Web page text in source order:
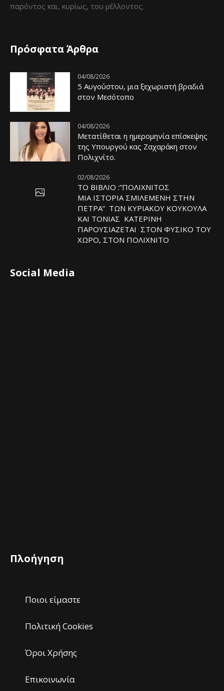
παρόντος και, κυρίως, του μέλλοντος.
Πρόσφατα Άρθρα
04/08/2026
5 Αυγούστου, μια ξεχωριστή βραδιά
στον Μεσότοπο
04/08/2026
Μετατίθεται η ημερομηνία επίσκεψης
της Υπουργού κας Ζαχαράκη στον
Πολιχνίτο.
02/08/2026
ΤΟ ΒΙΒΛΙΟ :”ΠΟΛΙΧΝΙΤΟΣ
ΜΙΑ ΙΣΤΟΡΙΑ ΣΜΙΛΕΜΕΝΗ ΣΤΗΝ
ΠΕΤΡΑ” ΤΩΝ ΚΥΡΙΑΚΟΥ ΚΟΥΚΟΥΛΑ
ΚΑΙ ΤΟΝΙΑΣ ΚΑΤΕΡΙΝΗ
ΠΑΡΟΥΣΙΑΖΕΤΑΙ ΣΤΟΝ ΦΥΣΙΚΟ ΤOY
ΧΩΡΟ, ΣΤΟΝ ΠΟΛΙΧΝΙΤΟ
Social Media
Πλοήγηση
Ποιοι είμαστε
Πολιτική Cookies
Όροι Χρήσης
Επικοινωνία